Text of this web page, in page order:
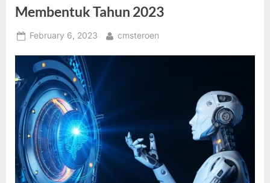
Membentuk Tahun 2023
Posted
February 6, 2023 By
cmsteroen